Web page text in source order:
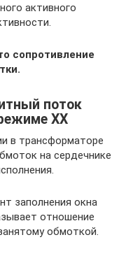
активного
сопротивление
поток
ХХ
в трансформаторе
на сердечнике
заполнения окна
отношение
обмоткой.